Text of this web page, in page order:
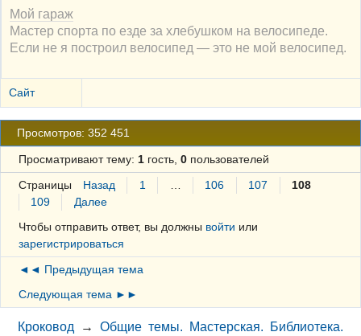
Мой гараж
Мастер спорта по езде за хлебушком на велосипеде.
Если не я построил велосипед — это не мой велосипед.
Сайт
Просмотров: 352 451
Просматривают тему: 1гость, 0пользователей
Страницы Назад 1 106 107
108
109
Далее
Чтобы отправить ответ, вы должны войти или
зарегистрироваться
◄◄ Предыдущая тема
Следующая тема ►►
Кроковод →Общие темы. Мастерская. Библиотека.